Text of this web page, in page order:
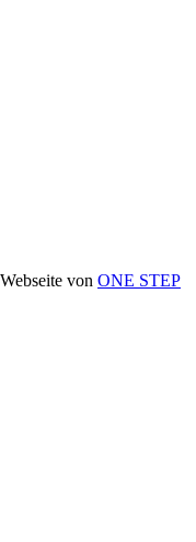
von ONE STEP